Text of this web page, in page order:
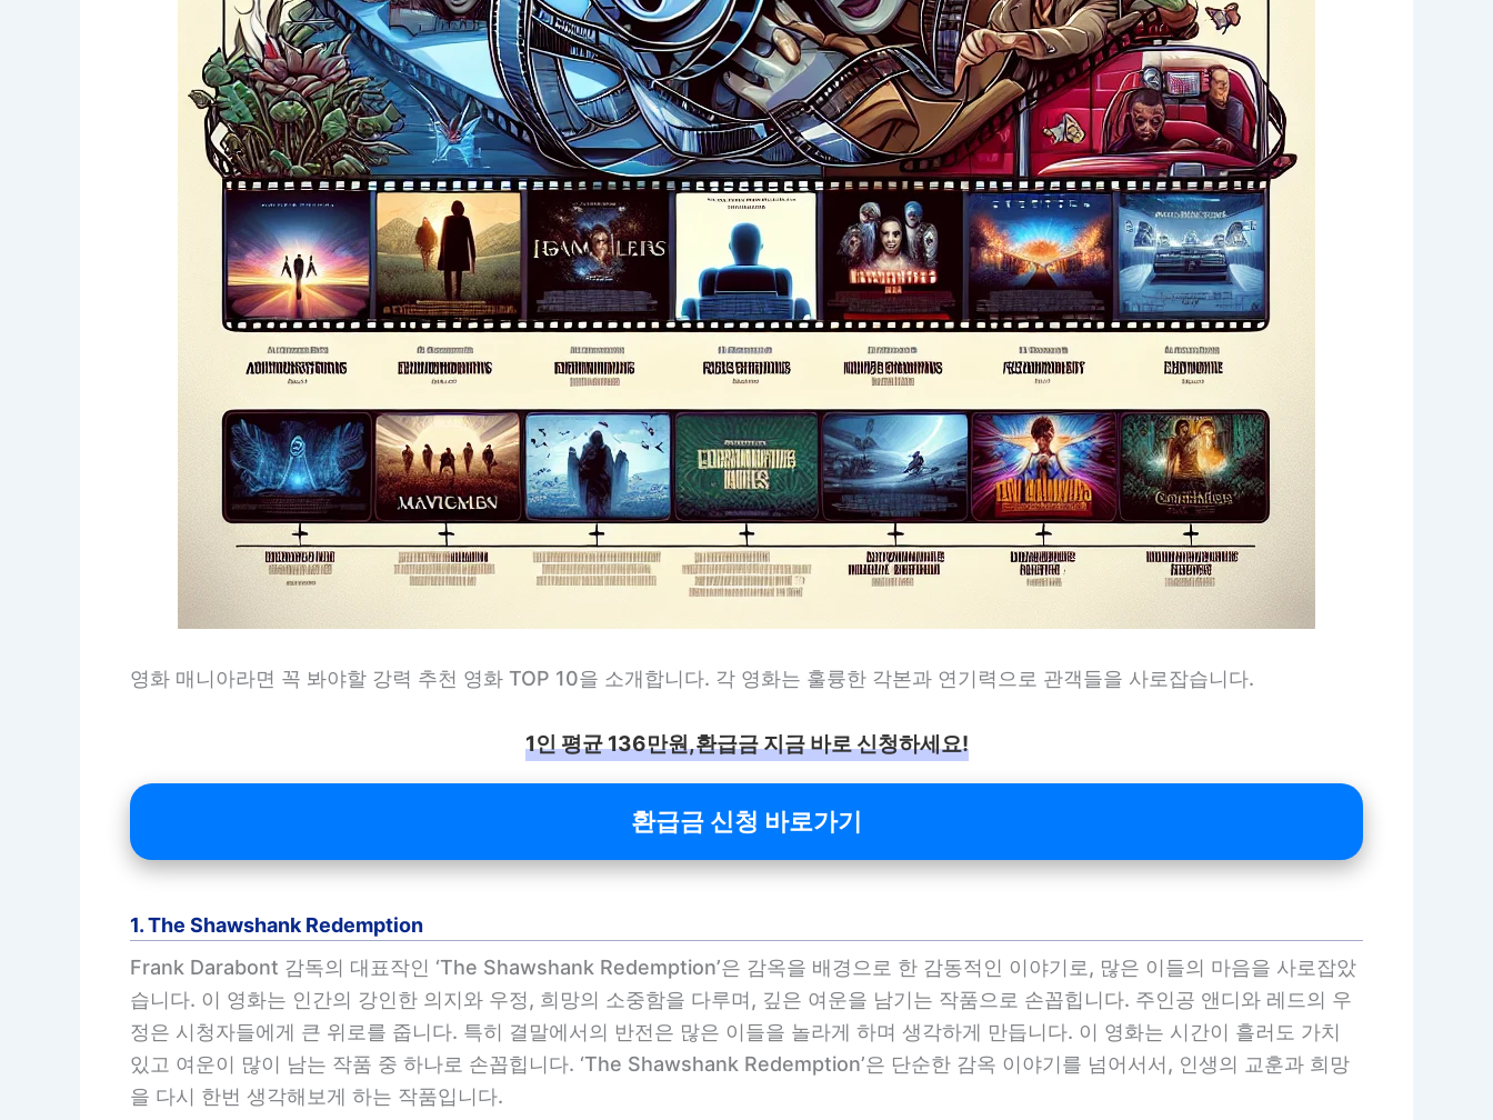
영화 매니아라면 꼭 봐야할 강력 추천 영화 TOP 10을 소개합니다. 각 영화는 훌륭한 각본과 연기력으로 관객들을 사로잡습니다.
1인 평균 136만원,환급금 지금 바로 신청하세요!
환급금 신청 바로가기
1. The Shawshank Redemption
Frank Darabont 감독의 대표작인 ‘The Shawshank Redemption’은 감옥을 배경으로 한 감동적인 이야기로, 많은 이들의 마음을 사로잡았
습니다. 이 영화는 인간의 강인한 의지와 우정, 희망의 소중함을 다루며, 깊은 여운을 남기는 작품으로 손꼽힙니다. 주인공 앤디와 레드의 우
정은 시청자들에게 큰 위로를 줍니다. 특히 결말에서의 반전은 많은 이들을 놀라게 하며 생각하게 만듭니다. 이 영화는 시간이 흘러도 가치
있고 여운이 많이 남는 작품 중 하나로 손꼽힙니다. ‘The Shawshank Redemption’은 단순한 감옥 이야기를 넘어서서, 인생의 교훈과 희망
을 다시 한번 생각해보게 하는 작품입니다.